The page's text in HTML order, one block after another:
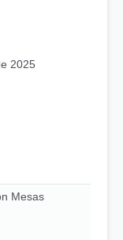
2025
Mesas